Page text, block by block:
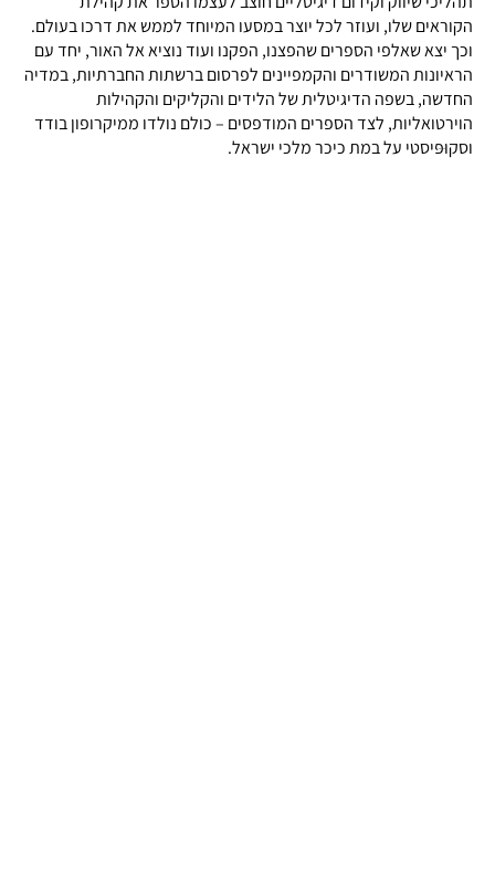
הקוראים שלו, ועוזר לכל יוצר במסעו המיוחד לממש את דרכו בעולם.
וכך יצא שאלפי הספרים שהפצנו, הפקנו ועוד נוציא אל האור, יחד עם
הראיונות המשודרים והקמפיינים לפרסום ברשתות החברתיות, במדיה
החדשה, בשפה הדיגיטלית של הלידים והקליקים והקהילות
הוירטואליות, לצד הספרים המודפסים – כולם נולדו ממיקרופון בודד
וסקוּפּיסטי על במת כיכר מלכי ישראל.